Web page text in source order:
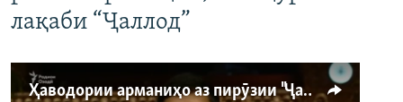
лақаби “Ҷаллод”
Ҳаводории арманиҳо аз пирӯзии "Ҷаллод"-и тоҷик